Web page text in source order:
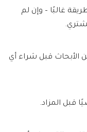
غالبًا – وإن لم
الأبحاث قبل شراء أي
قبل المزاد.